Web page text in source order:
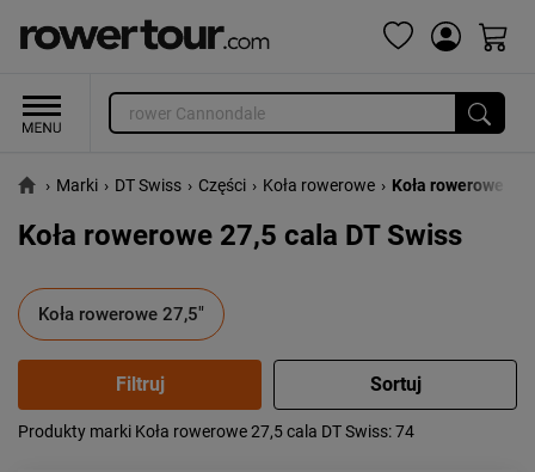
› Marki › DT Swiss › Części › Koła rowerowe › Koła rowerowe
Koła rowerowe 27,5 cala DT Swiss
Koła rowerowe 27,5"
Popularność:
Produkty marki Koła rowerowe 27,5 cala DT Swiss: 74